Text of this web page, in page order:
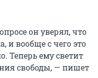
он уверял, что
и вообще с чего это
Теперь ему светит
свободы, — пишет